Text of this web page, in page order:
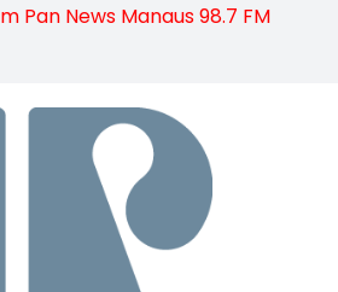
Pan News Manaus 98.7 FM